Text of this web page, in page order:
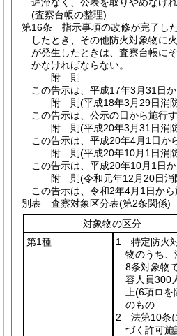
(査察台帳の整理)
第16条
指示事項の改修が完了し
したとき、その他防火対象物に
が発生したときは、査察台帳に
かなければならない。
附 則
この告示は、平成17年3月31日か
附 則(平成18年3月29日消
この告示は、公示の日から施行す
附 則(平成20年3月31日消
この告示は、平成20年4月1日か
附 則(平成20年10月1日消
この告示は、平成20年10月1日か
附 則(令和元年12月20日消
この告示は、令和2年4月1日から
別表 査察対象区分表(第2条関係)
対象物の区分
第1種
1 特定防火
物のうち、
8条対象物
容人員300
上(6項ロを
のもの
2 法第10条
づく許可施